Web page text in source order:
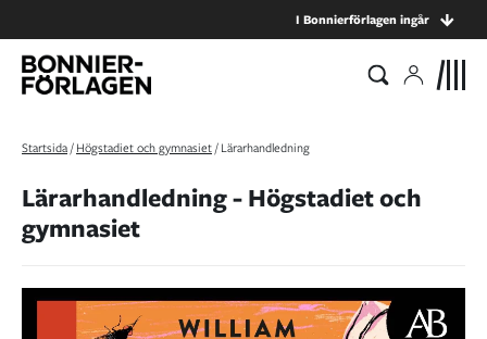
I Bonnierförlagen ingår
Startsida/Högstadiet och gymnasiet/Lärarhandledning
Lärarhandledning - Högstadiet och
gymnasiet